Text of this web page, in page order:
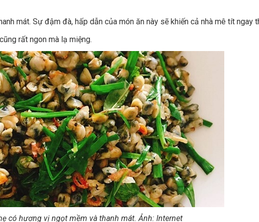
mát. Sự đậm đà, hấp dẫn của món ăn này sẽ khiến cả nhà mê tít ngay
rất ngon mà lạ miệng.
có hương vị ngọt mềm và thanh mát. Ảnh: Internet